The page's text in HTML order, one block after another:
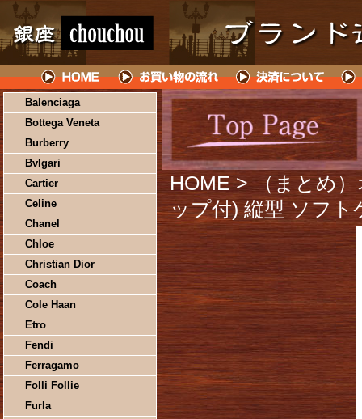
Balenciaga
Bottega Veneta
Burberry
Bvlgari
Cartier
Celine
Chanel
Chloe
Christian Dior
Coach
Cole Haan
Etro
Fendi
Ferragamo
Folli Follie
Furla
HOME > （まとめ
ップ付) 縦型 ソフト